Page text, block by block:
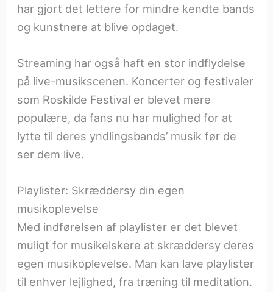
har gjort det lettere for mindre kendte bands
og kunstnere at blive opdaget.
Streaming har også haft en stor indflydelse
på live-musikscenen. Koncerter og festivaler
som Roskilde Festival er blevet mere
populære, da fans nu har mulighed for at
lytte til deres yndlingsbands’ musik før de
ser dem live.
Playlister: Skræddersy din egen
musikoplevelse
Med indførelsen af playlister er det blevet
muligt for musikelskere at skræddersy deres
egen musikoplevelse. Man kan lave playlister
til enhver lejlighed, fra træning til meditation.